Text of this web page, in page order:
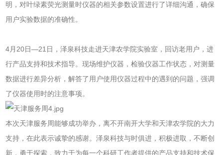
明，对叶绿素荧光测量时仪器的相关参数设置进行了详细沟通，确保
用户实验数据的准确性。
4月20日—21日，泽泉科技走进天津农学院实验室，回访老用户，进
行产品支持和技术指导。现场维护仪器，检验仪器工作状态，对测量
数据进行差异分析，解答了用户使用仪器过程中的遇到的问题，强调
了仪器使用时的注意事项。
本次天津服务周能够成功举办，离不开南开大学和天津农学院的大力
支持，在此表示诚挚的感谢。泽泉科技与时俱进，积极进取，不断创
新，勇于探索，致力于为每一个科研工作者提供的产品支持和技术保